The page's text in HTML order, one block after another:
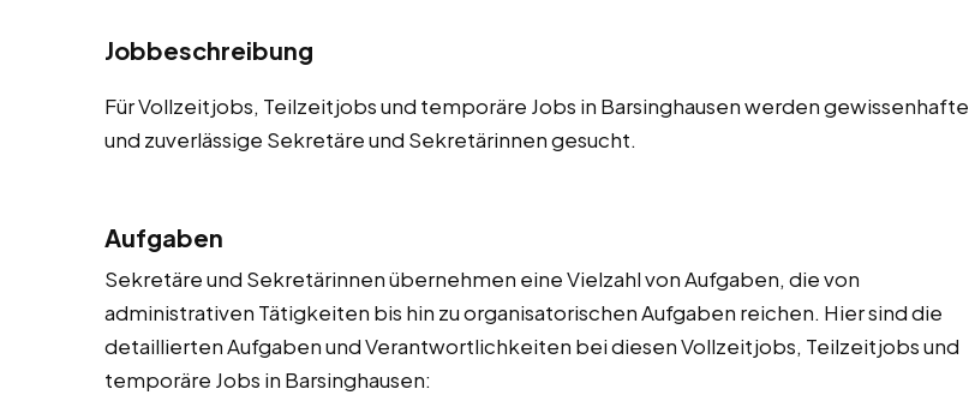
Jobbeschreibung
Für Vollzeitjobs, Teilzeitjobs und temporäre Jobs in Barsinghausen werden gewissenhafte
und zuverlässige Sekretäre und Sekretärinnen gesucht.
Aufgaben
Sekretäre und Sekretärinnen übernehmen eine Vielzahl von Aufgaben, die von
administrativen Tätigkeiten bis hin zu organisatorischen Aufgaben reichen. Hier sind die
detaillierten Aufgaben und Verantwortlichkeiten bei diesen Vollzeitjobs, Teilzeitjobs und
temporäre Jobs in Barsinghausen: